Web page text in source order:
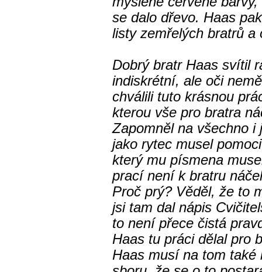
se dalo dřevo. Haas
listy zemřelých bratrů
Dobrý bratr Haas svítil
indiskrétní, ale oči
chválili tuto krásnou
kterou vše pro bratra
Zapomněl na všechno
jako rytec musel
který mu písmena
prací není k bratru
Proč prý? Věděl, že to
jsi tam dal nápis
to není přece čistá
Haas tu práci dělal pro
Haas musí na tom také